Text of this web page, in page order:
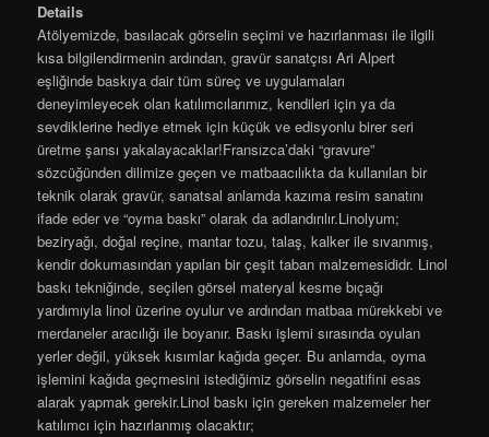
Details
Atölyemizde, basılacak görselin seçimi ve hazırlanması ile ilgili
kısa bilgilendirmenin ardından, gravür sanatçısı Ari Alpert
eşliğinde baskıya dair tüm süreç ve uygulamaları
deneyimleyecek olan katılımcılarımız, kendileri için ya da
sevdiklerine hediye etmek için küçük ve edisyonlu birer seri
üretme şansı yakalayacaklar!Fransızca’daki “gravure”
sözcüğünden dilimize geçen ve matbaacılıkta da kullanılan bir
teknik olarak gravür, sanatsal anlamda kazıma resim sanatını
ifade eder ve “oyma baskı” olarak da adlandırılır.Linolyum;
beziryağı, doğal reçine, mantar tozu, talaş, kalker ile sıvanmış,
kendir dokumasından yapılan bir çeşit taban malzemesididr. Linol
baskı tekniğinde, seçilen görsel materyal kesme bıçağı
yardımıyla linol üzerine oyulur ve ardından matbaa mürekkebi ve
merdaneler aracılığı ile boyanır. Baskı işlemi sırasında oyulan
yerler değil, yüksek kısımlar kağıda geçer. Bu anlamda, oyma
işlemini kağıda geçmesini istediğimiz görselin negatifini esas
alarak yapmak gerekir.Linol baskı için gereken malzemeler her
katılımcı için hazırlanmış olacaktır;